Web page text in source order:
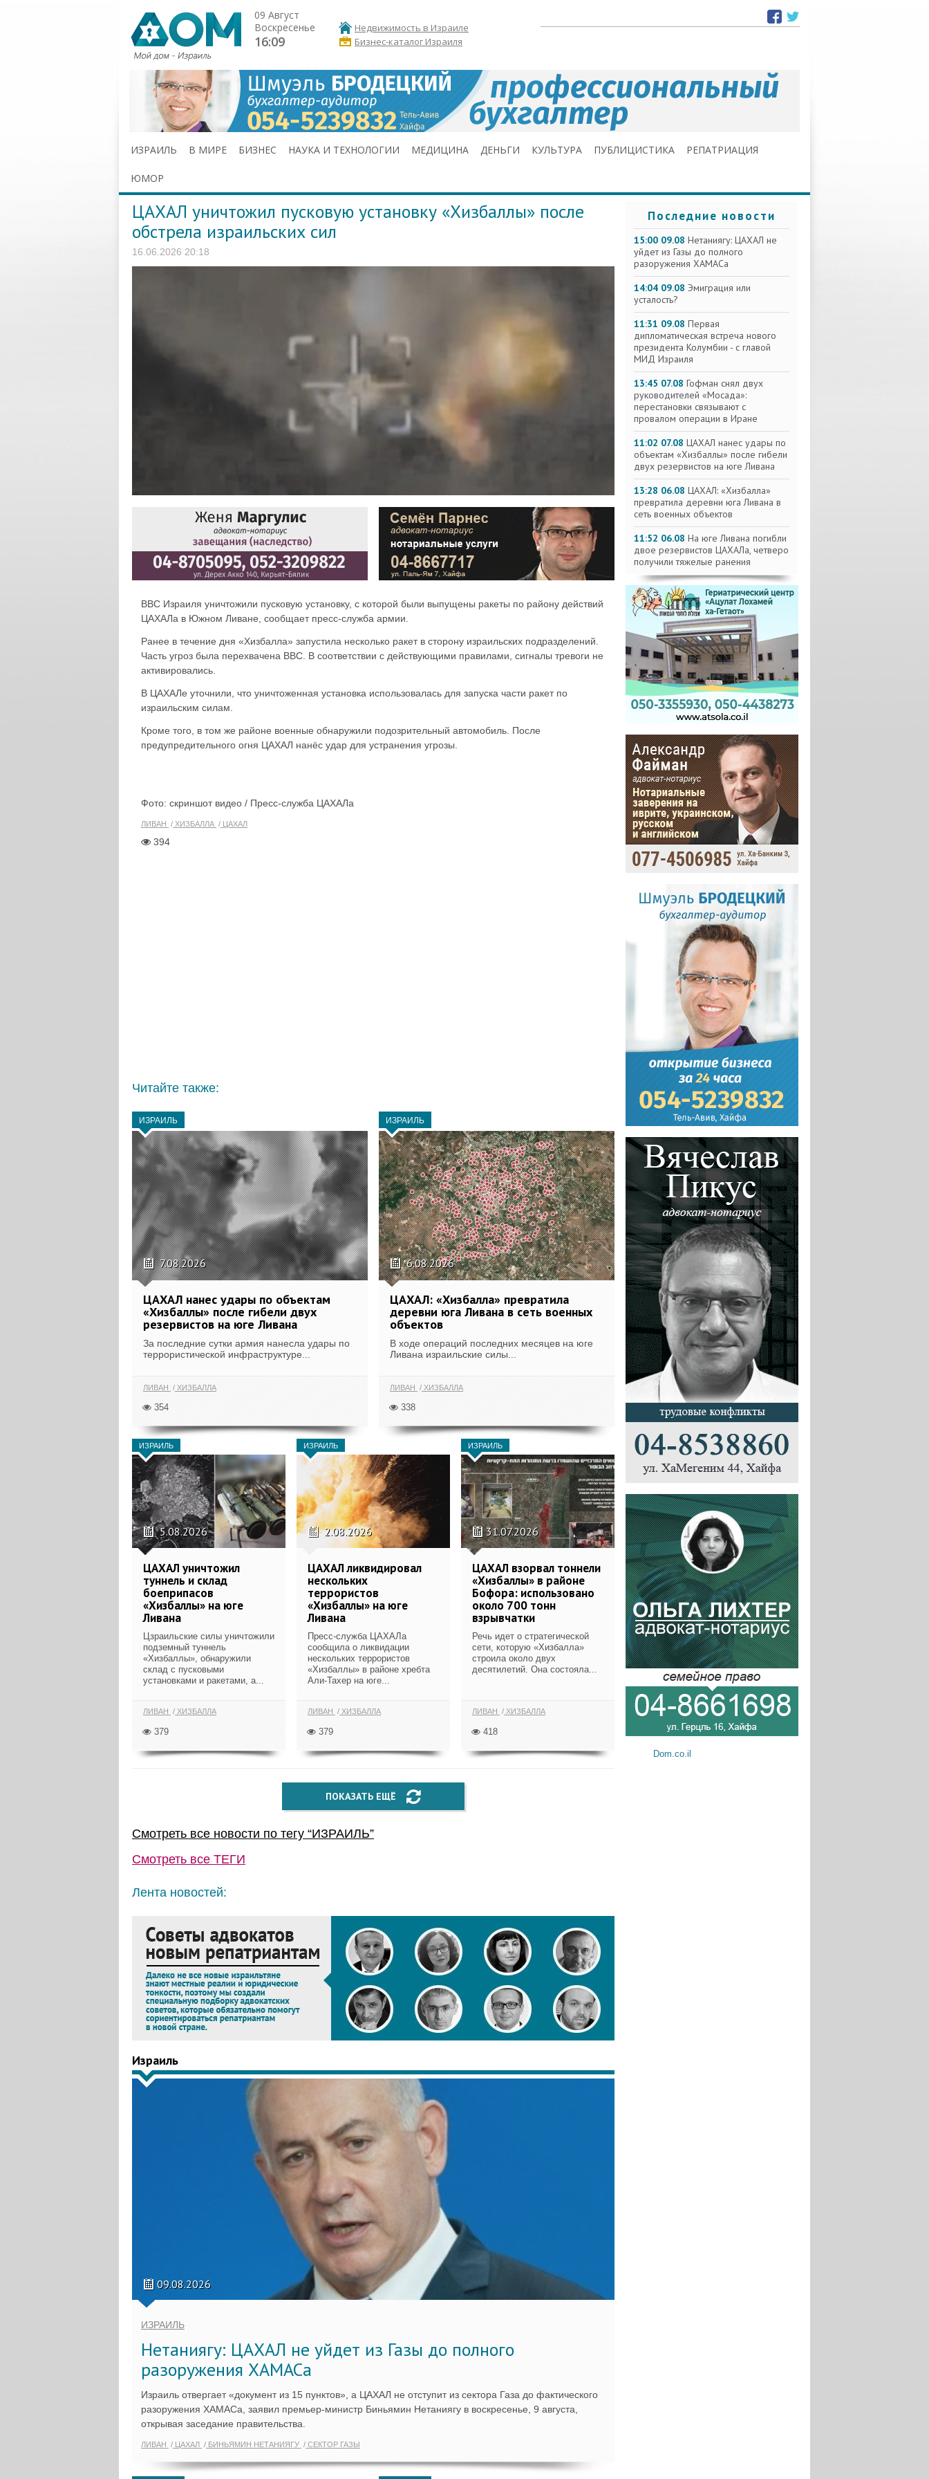
09 Август
Воскресенье
16:09
Недвижимость в Израиле
Бизнес-каталог Израиля
ИЗРАИЛЬ В МИРЕ БИЗНЕС НАУКА И ТЕХНОЛОГИИ МЕДИЦИНА ДЕНЬГИ КУЛЬТУРА ПУБЛИЦИСТИКА РЕПАТРИАЦИЯ
ЮМОР
ЦАХАЛ уничтожил пусковую установку «Хизбаллы» после
обстрела израильских сил
16.06.2026 20:18
ВВС Израиля уничтожили пусковую установку, с которой были выпущены ракеты по району действий
ЦАХАЛа в Южном Ливане, сообщает пресс-служба армии.
Ранее в течение дня «Хизбалла» запустила несколько ракет в сторону израильских подразделений.
Часть угроз была перехвачена ВВС. В соответствии с действующими правилами, сигналы тревоги не
активировались.
В ЦАХАЛе уточнили, что уничтоженная установка использовалась для запуска части ракет по
израильским силам.
Кроме того, в том же районе военные обнаружили подозрительный автомобиль. После
предупредительного огня ЦАХАЛ нанёс удар для устранения угрозы.
Фото: скриншот видео / Пресс-служба ЦАХАЛа
ЛИВАН ХИЗБАЛЛА ЦАХАЛ
394
Читайте также:
ИЗРАИЛЬ
7.08.2026
ЦАХАЛ нанес удары по объектам
«Хизбаллы» после гибели двух
резервистов на юге Ливана
За последние сутки армия нанесла удары по
террористической инфраструктуре...
ЛИВАН ХИЗБАЛЛА
354
ИЗРАИЛЬ
6.08.2026
ЦАХАЛ: «Хизбалла» превратила
деревни юга Ливана в сеть военных
объектов
В ходе операций последних месяцев на юге
Ливана израильские силы...
ЛИВАН ХИЗБАЛЛА
338
ИЗРАИЛЬ
5.08.2026
ЦАХАЛ уничтожил
туннель и склад
боеприпасов
«Хизбаллы» на юге
Ливана
Цзраильские силы уничтожили
подземный туннель
«Хизбаллы», обнаружили
склад с пусковыми
установками и ракетами, а...
ЛИВАН ХИЗБАЛЛА
379
ИЗРАИЛЬ
2.08.2026
ЦАХАЛ ликвидировал
нескольких
террористов
«Хизбаллы» на юге
Ливана
Пресс-служба ЦАХАЛа
сообщила о ликвидации
нескольких террористов
«Хизбаллы» в районе хребта
Али-Тахер на юге...
ЛИВАН ХИЗБАЛЛА
379
ИЗРАИЛЬ
31.07.2026
ЦАХАЛ взорвал тоннели
«Хизбаллы» в районе
Бофора: использовано
около 700 тонн
взрывчатки
Речь идет о стратегической
сети, которую «Хизбалла»
строила около двух
десятилетий. Она состояла...
ЛИВАН ХИЗБАЛЛА
418
ПОКАЗАТЬ ЕЩЁ
Смотреть все новости по тегу “ИЗРАИЛЬ”
Смотреть все ТЕГИ
Лента новостей:
Израиль
09.08.2026
ИЗРАИЛЬ
Нетаниягу: ЦАХАЛ не уйдет из Газы до полного
разоружения ХАМАСа
Израиль отвергает «документ из 15 пунктов», а ЦАХАЛ не отступит из сектора Газа до фактического
разоружения ХАМАСа, заявил премьер-министр Биньямин Нетаниягу в воскресенье, 9 августа,
открывая заседание правительства.
ЛИВАН ЦАХАЛ БИНЬЯМИН НЕТАНИЯГУ СЕКТОР ГАЗЫ
Последние новости
15:00 09.08 Нетаниягу: ЦАХАЛ не
уйдет из Газы до полного
разоружения ХАМАСа
14:04 09.08 Эмиграция или
усталость?
11:31 09.08 Первая
дипломатическая встреча нового
президента Колумбии - с главой
МИД Израиля
13:45 07.08 Гофман снял двух
руководителей «Мосада»:
перестановки связывают с
провалом операции в Иране
11:02 07.08 ЦАХАЛ нанес удары по
объектам «Хизбаллы» после гибели
двух резервистов на юге Ливана
13:28 06.08 ЦАХАЛ: «Хизбалла»
превратила деревни юга Ливана в
сеть военных объектов
11:52 06.08 На юге Ливана погибли
двое резервистов ЦАХАЛа, четверо
получили тяжелые ранения
Dom.co.il